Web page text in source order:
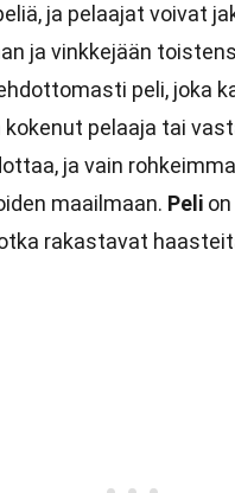
ja pelaajat voivat
ja vinkkejään
peli, joka
pelaaja tai
ja vain
maailmaan. Peli
rakastavat